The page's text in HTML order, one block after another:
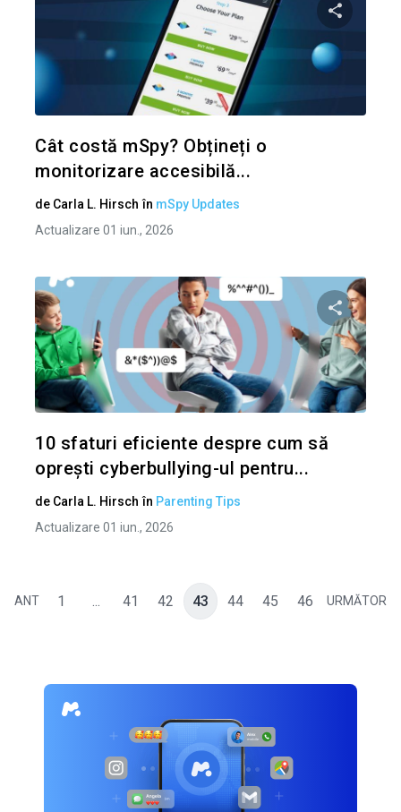
Condividi
Cât costă mSpy? Obțineți o
monitorizare accesibilă...
de Carla L. Hirsch în mSpy Updates
Actualizare 01 iun., 2026
Condividi
10 sfaturi eficiente despre cum să
oprești cyberbullying-ul pentru...
de Carla L. Hirsch în Parenting Tips
Actualizare 01 iun., 2026
ANT 1 ... 41 42 43 44 45 46 URMĂTOR